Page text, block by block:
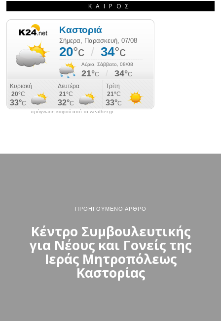
ΚΑΙΡΌΣ
πρόγνωση καιρού από το weather.gr
ΠΡΟΗΓΟΎΜΕΝΟ ΆΡΘΡΟ
Κέντρο Συμβουλευτικής
για Νέους και Γονείς της
Ιεράς Μητροπόλεως
Καστορίας